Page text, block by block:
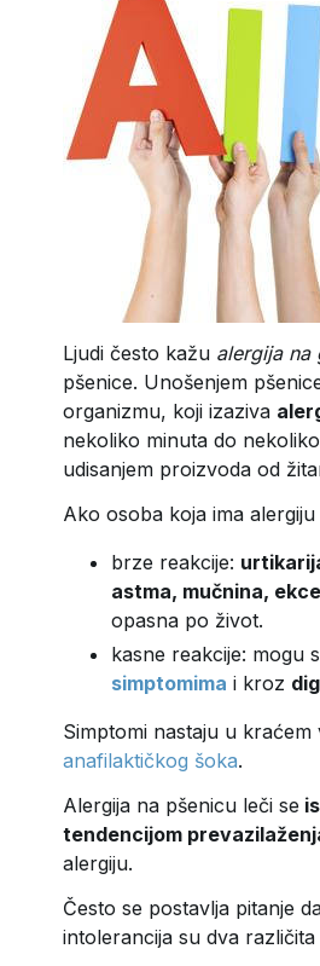
Ljudi često kažu alergija na
pšenice. Unošenjem
organizmu, koji izaziva
nekoliko minuta do
udisanjem proizvoda od
Ako osoba koja ima
brze reakcije:
astma, mučnina,
opasna po život.
kasne reakcije: mogu
simptomima i kroz
Simptomi nastaju u
anafilaktičkog šoka.
Alergija na pšenicu leči se
tendencijom
alergiju.
Često se postavlja pitanje
intolerancija su dva različita